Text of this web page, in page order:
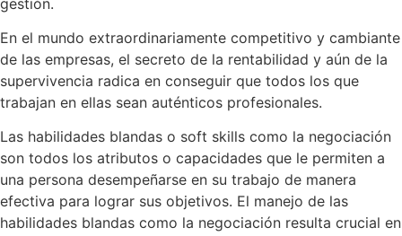
En el mundo extraordinariamente competitivo y cambiante
de las empresas, el secreto de la rentabilidad y aún de la
supervivencia radica en conseguir que todos los que
trabajan en ellas sean auténticos profesionales.
Las habilidades blandas o soft skills como la negociación
son todos los atributos o capacidades que le permiten a
una persona desempeñarse en su trabajo de manera
efectiva para lograr sus objetivos. El manejo de las
habilidades blandas como la negociación resulta crucial en